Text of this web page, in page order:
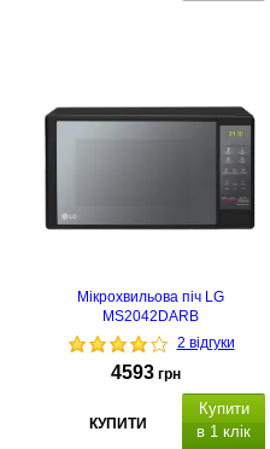
Мікрохвильова піч LG
MS2042DARB
2 відгуки
4593 грн
КУПИТИ
Купити
в 1 клік